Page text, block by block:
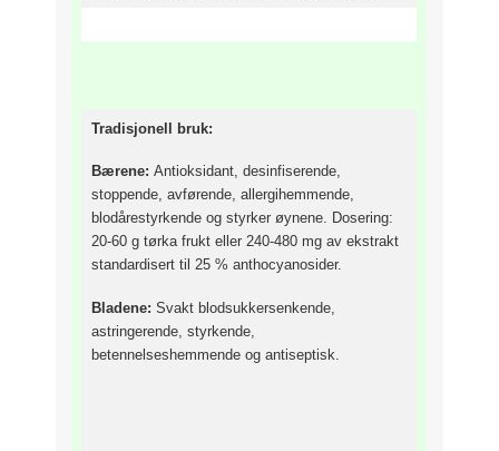
Tradisjonell bruk:
Bærene: Antioksidant, desinfiserende,
stoppende, avførende, allergihemmende,
blodårestyrkende og styrker øynene. Dosering:
20-60 g tørka frukt eller 240-480 mg av ekstrakt
standardisert til 25 % anthocyanosider.
Bladene: Svakt blodsukkersenkende,
astringerende, styrkende,
betennelseshemmende og antiseptisk.